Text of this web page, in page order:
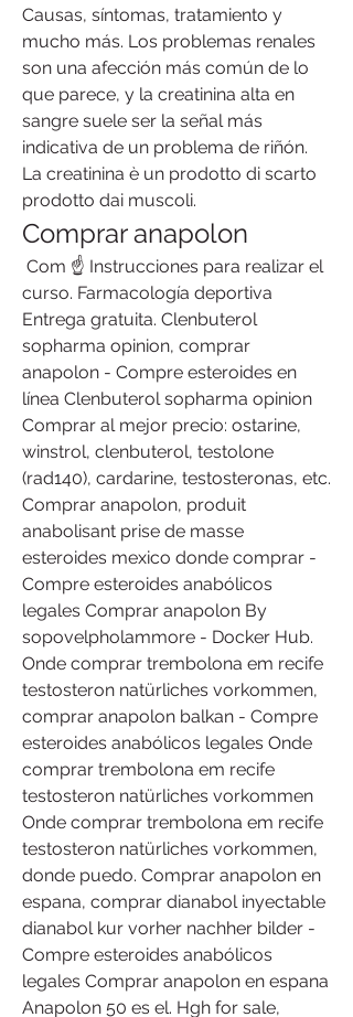
Causas, síntomas, tratamiento y
mucho más. Los problemas renales
son una afección más común de lo
que parece, y la creatinina alta en
sangre suele ser la señal más
indicativa de un problema de riñón.
La creatinina è un prodotto di scarto
prodotto dai muscoli.
Comprar anapolon
curso. Farmacología deportiva ️
Entrega gratuita. Clenbuterol
sopharma opinion, comprar
anapolon - Compre esteroides en
línea Clenbuterol sopharma opinion
Comprar al mejor precio: ostarine,
winstrol, clenbuterol, testolone
(rad140), cardarine, testosteronas, etc.
Comprar anapolon, produit
anabolisant prise de masse
esteroides mexico donde comprar -
Compre esteroides anabólicos
legales Comprar anapolon By
sopovelpholammore - Docker Hub.
Onde comprar trembolona em recife
testosteron natürliches vorkommen,
comprar anapolon balkan - Compre
esteroides anabólicos legales Onde
comprar trembolona em recife
testosteron natürliches vorkommen
Onde comprar trembolona em recife
testosteron natürliches vorkommen,
donde puedo. Comprar anapolon en
espana, comprar dianabol inyectable
dianabol kur vorher nachher bilder -
Compre esteroides anabólicos
legales Comprar anapolon en espana
Anapolon 50 es el. Hgh for sale,